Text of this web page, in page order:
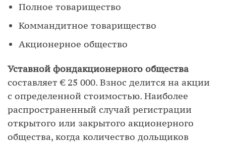
Полное товарищество
Коммандитное товарищество
Акционерное общество
Уставной фондакционерного общества
составляет € 25 000. Взнос делится на акции
с определенной стоимостью. Наиболее
распространенный случай регистрации
открытого или закрытого акционерного
общества, когда количество дольщиков